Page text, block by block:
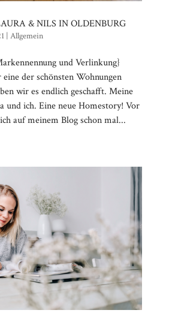
& NILS IN OLDENBURG
| Allgemein
und Verlinkung}
der schönsten Wohnungen
wir es endlich geschafft. Meine
und ich. Eine neue Homestory! Vor
auf meinem Blog schon mal...